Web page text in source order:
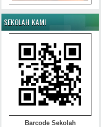
SEKOLAH KAMI
Barcode Sekolah